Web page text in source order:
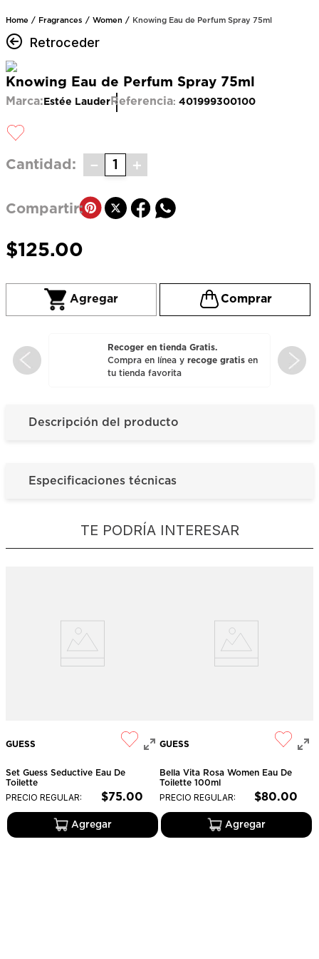
Fragrances Women Knowing Eau de Perfum Spray 75ml
Retroceder
Knowing Eau de Perfum Spray 75ml
Marca: Estée Lauder Referencia: 401999300100
Cantidad ＋
－
$125.00
Recoger en tienda Gratis.
Compra en línea y recoge gratis en
tu tienda favorita
Descripción del producto
Especificaciones técnicas
TE PODRÍA INTERESAR
GUESS
Set Guess Seductive Eau De
Toilette
PRECIO REGULAR: $75.00
GUESS
Bella Vita Rosa Women Eau De
Toilette 100ml
PRECIO REGULAR: $80.00